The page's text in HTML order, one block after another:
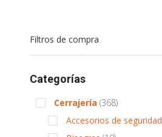
Filtros de compra
Categorías
Cerrajería 368
items
Accesorios de seguridad